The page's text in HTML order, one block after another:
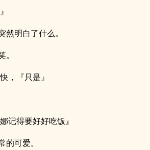
明白了什么。
，『只是』
记得要好好吃饭』
可爱。